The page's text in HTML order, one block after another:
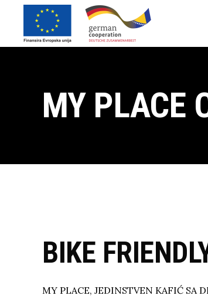
MY PLACE
BIKE
MY PLACE, JEDINSTVEN KAFIĆ SA